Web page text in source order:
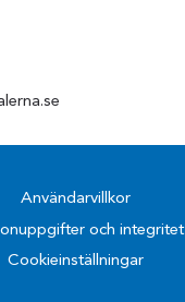
Användarvillkor
och integritet
Cookieinställningar